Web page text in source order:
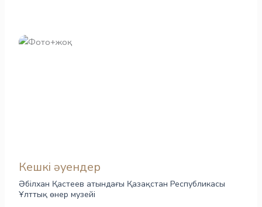
Кешкі әуендер
Әбілхан Қастеев атындағы Қазақстан Республикасы
Ұлттық өнер музейі